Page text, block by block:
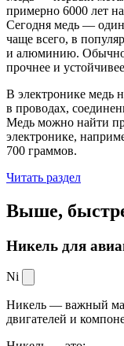
примерно 6000 лет
Сегодня медь — один
чаще всего, в
и алюминию.
прочнее и
В электронике медь
в проводах,
Медь можно найти
электронике,
700 граммов.
Читать раздел
Выше,
Никель для
Ni
Никель — важный
двигателей и